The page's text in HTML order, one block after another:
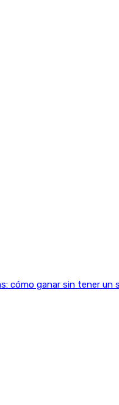
cómo ganar sin tener un